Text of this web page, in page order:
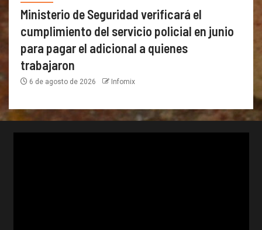
Ministerio de Seguridad verificará el
cumplimiento del servicio policial en junio
para pagar el adicional a quienes
trabajaron
6 de agosto de 2026 Infomix